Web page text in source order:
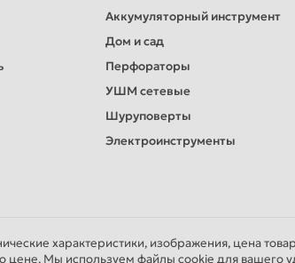
Аккумуляторный инструмент
Дом и сад
Перфораторы
УШМ сетевые
Шуруповерты
Электроинструменты
характеристики, изображения, цена
цене. Мы используем файлы cookie для вашего